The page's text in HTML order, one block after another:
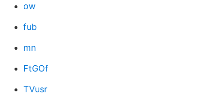
ow
fub
mn
FtGOf
TVusr